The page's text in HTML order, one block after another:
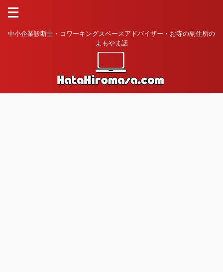
中小企業診断士・コワーキングスペースアドバイザー・お寺の副住所の
よもやま話